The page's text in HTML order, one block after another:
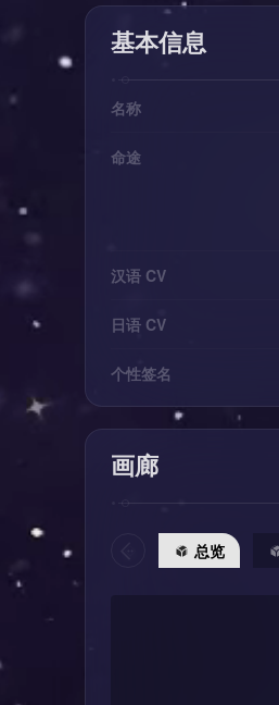
基本信息
名称
命途
汉语 CV
日语 CV
个性签名
画廊
总览